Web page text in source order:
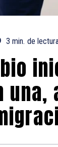
3 min. de
una,